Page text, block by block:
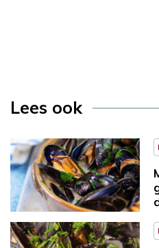
Lees ook